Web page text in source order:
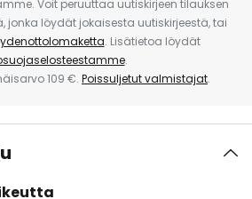
Voit peruuttaa uutiskirjeen tilauksen
jonka löydät jokaisesta uutiskirjeestä, tai
. Lisätietoa löydät
.
109 €. Poissuljetut valmistajat.